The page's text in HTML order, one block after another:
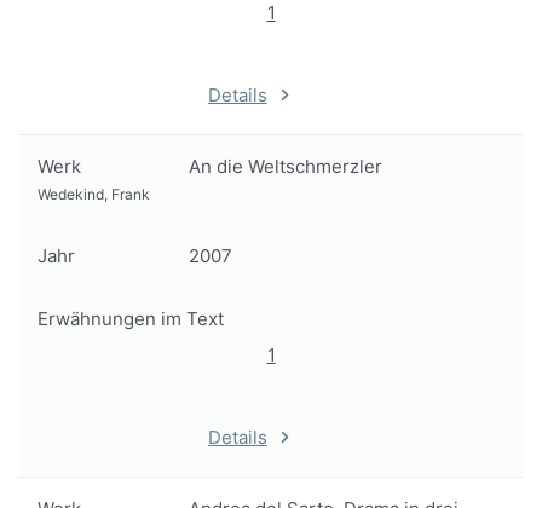
1
Details
Werk An die Weltschmerzler
Wedekind, Frank
Jahr 2007
Erwähnungen im Text
1
Details